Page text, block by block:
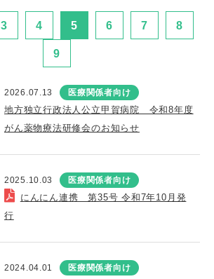
3 4 5 6 7 8
9
2026.07.13 医療関係者向け
地方独立行政法人公立甲賀病院 令和8年度
がん薬物療法研修会のお知らせ
2025.10.03 医療関係者向け
にんにん連携 第35号 令和7年10月発
行
2024.04.01 医療関係者向け